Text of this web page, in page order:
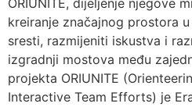
ORIUNITE, dijeljenje njegove
kreiranje značajnog prostora
sresti, razmijeniti iskustva i
izgradnji mostova među
projekta ORIUNITE
Interactive Team Efforts) je